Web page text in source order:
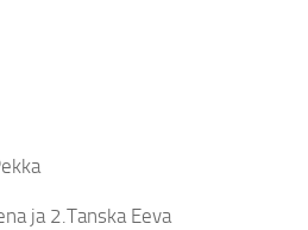
2.Tanska Eeva